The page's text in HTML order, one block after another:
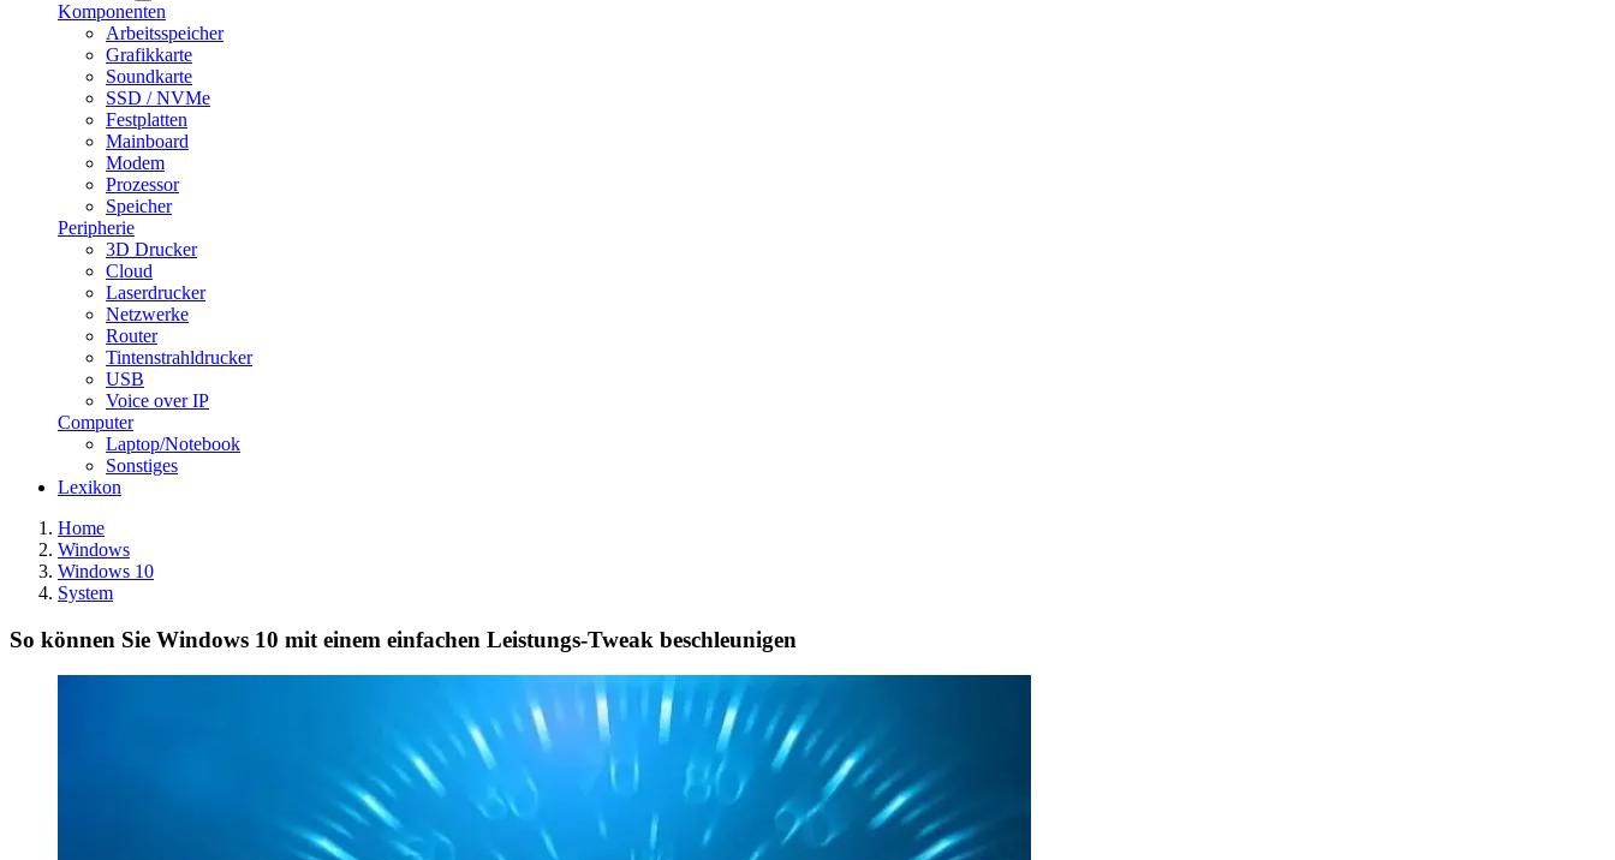
Komponenten
Arbeitsspeicher
Grafikkarte
Soundkarte
SSD / NVMe
Festplatten
Mainboard
Modem
Prozessor
Speicher
Peripherie
3D Drucker
Cloud
Laserdrucker
Netzwerke
Router
Tintenstrahldrucker
USB
Voice over IP
Computer
Laptop/Notebook
Sonstiges
Lexikon
Home
Windows
Windows 10
System
So können Sie Windows 10 mit einem einfachen Leistungs-Tweak beschleunigen